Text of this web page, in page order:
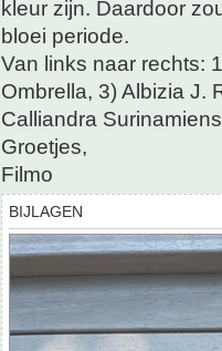
kleur zijn. Daardoor
bloei periode.
Van links naar rechts:
Ombrella, 3) Albizia J.
Calliandra
Groetjes,
Filmo
BIJLAGEN